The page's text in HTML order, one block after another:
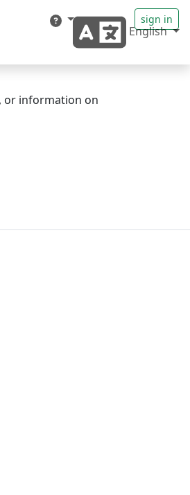
English
sign in
or information on